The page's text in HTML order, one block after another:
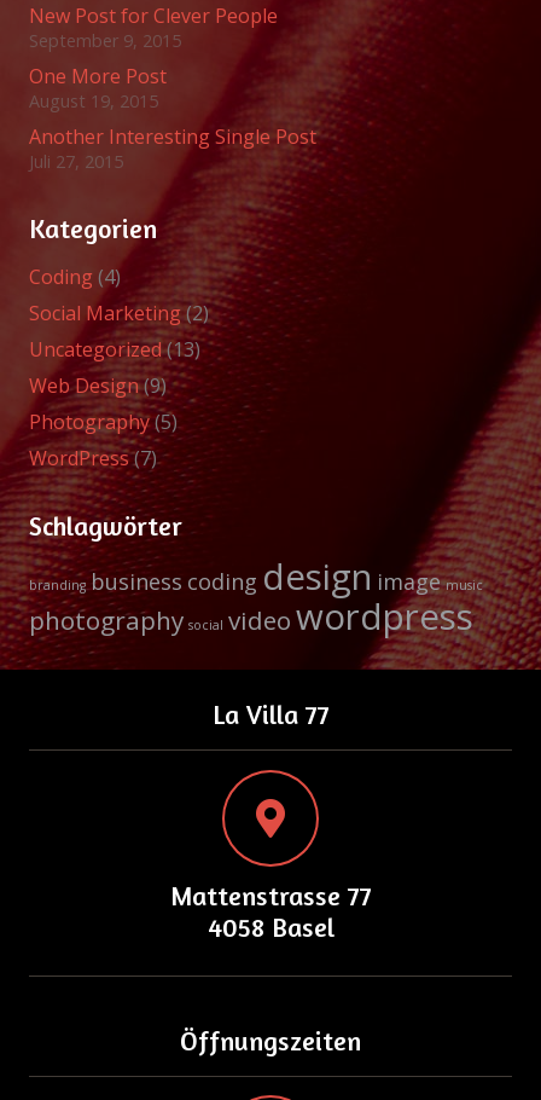
New Post for Clever People
September 9, 2015
One More Post
August 19, 2015
Another Interesting Single Post
Juli 27, 2015
Kategorien
Coding (4)
Social Marketing(2)
Uncategorized(13)
Web Design(9)
Photography(5)
WordPress(7)
Schlagwörter
branding business coding design image music
photography social videowordpress
La Villa 77
Mattenstrasse 77
4058 Basel
Öffnungszeiten